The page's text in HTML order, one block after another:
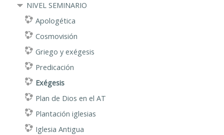
NIVEL SEMINARIO
Apologética
Cosmovisión
Griego y exégesis
Predicación
Exégesis
Plan de Dios en el AT
Plantación iglesias
Iglesia Antigua